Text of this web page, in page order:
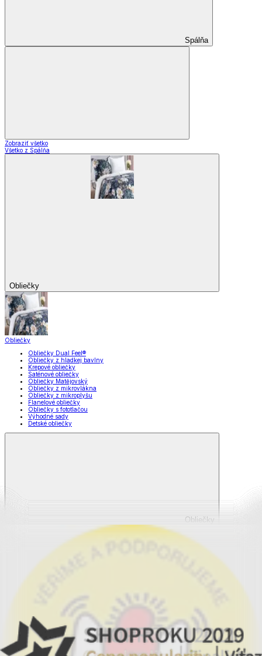
Spálňa
Zobraziť všetko
Všetko z Spálňa
Obliečky
Obliečky
Obliečky Dual Feel®
Obliečky z hladkej bavlny
Krepové obliečky
Saténové obliečky
Obliečky Matějovský
Obliečky z mikrovlákna
Obliečky z mikroplyšu
Flanelové obliečky
Obliečky s fototlačou
Výhodné sady
Detské obliečky
Obliečky
Zobraziť všetko
Všetko z Obliečky